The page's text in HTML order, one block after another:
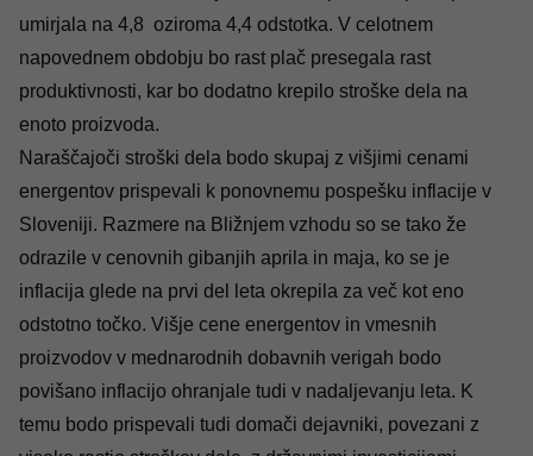
umirjala na 4,8 oziroma 4,4 odstotka. V celotnem
napovednem obdobju bo rast plač presegala rast
produktivnosti, kar bo dodatno krepilo stroške dela na
enoto proizvoda.
Naraščajoči stroški dela bodo skupaj z višjimi cenami
energentov prispevali k ponovnemu pospešku inflacije v
Sloveniji. Razmere na Bližnjem vzhodu so se tako že
odrazile v cenovnih gibanjih aprila in maja, ko se je
inflacija glede na prvi del leta okrepila za več kot eno
odstotno točko. Višje cene energentov in vmesnih
proizvodov v mednarodnih dobavnih verigah bodo
povišano inflacijo ohranjale tudi v nadaljevanju leta. K
temu bodo prispevali tudi domači dejavniki, povezani z